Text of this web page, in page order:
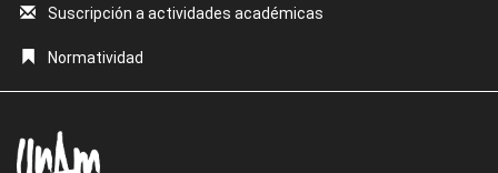
Suscripción a actividades académicas
Normatividad